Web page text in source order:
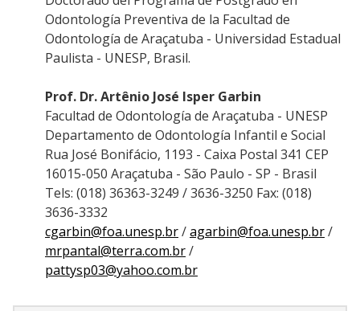
Odontología Preventiva de la Facultad de
Odontología de Araçatuba - Universidad Estadual
Paulista - UNESP, Brasil.
Prof. Dr. Artênio José Isper Garbin
Facultad de Odontología de Araçatuba - UNESP
Departamento de Odontología Infantil e Social
Rua José Bonifácio, 1193 - Caixa Postal 341 CEP
16015-050 Araçatuba - São Paulo - SP - Brasil
Tels: (018) 36363-3249 / 3636-3250 Fax: (018)
3636-3332
cgarbin@foa.unesp.br/agarbin@foa.unesp.br/
mrpantal@terra.com.br/
pattysp03@yahoo.com.br